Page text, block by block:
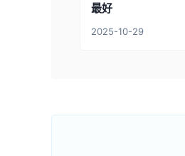
最好
2025-10-29